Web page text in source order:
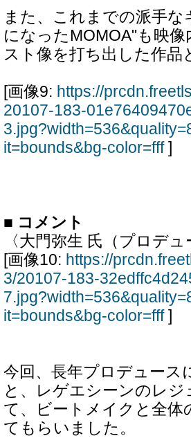
また、これまでの派手
になったMOMOA"も映
スト像を打ち出した作品
[画像9: https://
20107-183-
it=bounds&bg-color=fff]
■ コメント
〈大門弥生 氏（プロデュ
[画像10: https://
3/20107-183-
it=bounds&bg-color=fff]
今回、長年プロデュース
と、レゲエシーンのレ
て、ビートメイクと全
てもらいました。